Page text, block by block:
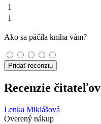
1
1
Ako sa páčila kniha vám?
Pridať recenziu
Recenzie čitateľov
Lenka Miklášová
Overený nákup